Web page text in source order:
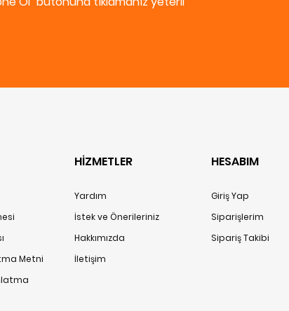
Metni
HİZMETLER
Yardım
İstek ve Önerileriniz
Hakkımızda
İletişim
HESABIM
Giriş Yap
Siparişlerim
Sipariş Takibi